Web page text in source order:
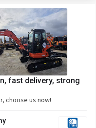
fast delivery, strong
choose us now!